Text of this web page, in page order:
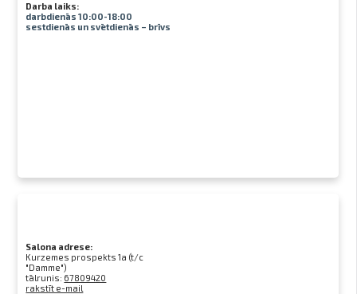
Darba laiks:
darbdienās 10:00-18:00
sestdienās un svētdienās – brīvs
Salona adrese:
Kurzemes prospekts 1a (t/c
"Damme")
tālrunis: 67809420
rakstīt e-mail